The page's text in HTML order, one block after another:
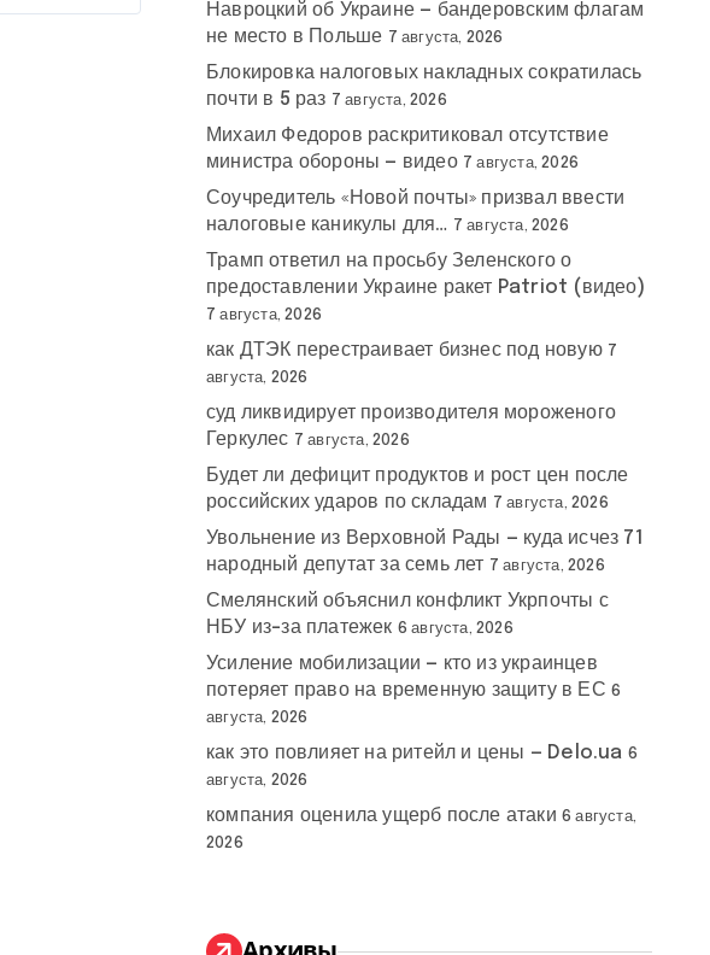
Навроцкий об Украине — бандеровским флагам
не место в Польше 7 августа, 2026
Блокировка налоговых накладных сократилась
почти в 5 раз 7 августа, 2026
Михаил Федоров раскритиковал отсутствие
министра обороны — видео 7 августа, 2026
Соучредитель «Новой почты» призвал ввести
налоговые каникулы для… 7 августа, 2026
Трамп ответил на просьбу Зеленского о
предоставлении Украине ракет Patriot (видео)
7 августа, 2026
как ДТЭК перестраивает бизнес под новую 7
августа, 2026
суд ликвидирует производителя мороженого
Геркулес 7 августа, 2026
Будет ли дефицит продуктов и рост цен после
российских ударов по складам 7 августа, 2026
Увольнение из Верховной Рады — куда исчез 71
народный депутат за семь лет 7 августа, 2026
Смелянский объяснил конфликт Укрпочты с
НБУ из-за платежек 6 августа, 2026
Усиление мобилизации — кто из украинцев
потеряет право на временную защиту в ЕС 6
августа, 2026
как это повлияет на ритейл и цены — Delo.ua 6
августа, 2026
компания оценила ущерб после атаки 6 августа,
2026